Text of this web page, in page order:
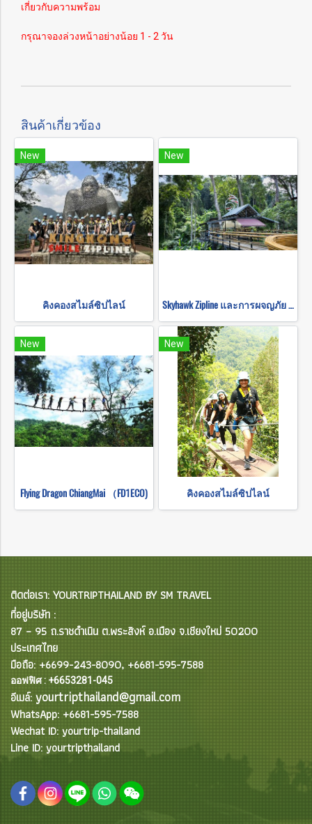
เกี่ยวกับความพร้อม
กรุณาจองล่วงหน้าอย่างน้อย 1 - 2 วัน
สินค้าเกี่ยวข้อง
New
คิงคองสไมล์ซิปไลน์
New
Skyhawk Zipline และการผจญภัย ATV (FULL COURSE)
New
Flying Dragon ChiangMai （FD1ECO)
New
คิงคองสไมล์ซิปไลน์
ติดต่อเรา: YOURTRIPTHAILAND BY SM TRAVEL
ที่อยู่บริษัท :
87 – 95 ถ.ราชดำเนิน ต.พระสิงห์ อ.เมือง จ.เชียงใหม่ 50200
ประเทศไทย
มือถือ: +6699-243-8090, +6681-595-7588
ออฟฟิศ : +6653281-045
อีเมล์: yourtripthailand@gmail.com
WhatsApp: +6681-595-7588
Wechat ID: yourtrip-thailand
Line ID: yourtripthailand